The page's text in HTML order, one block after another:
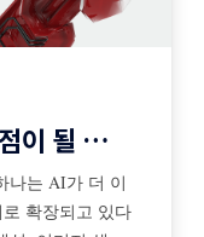
피지컬 AI, AI 시장의 변곡점이 될 것인가?
나는 AI가 더 이
확장되고 있다